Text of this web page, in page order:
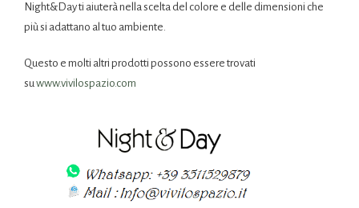
Night&Day ti aiuterà nella scelta del colore e delle dimensioni che
più si adattano al tuo ambiente.
Questo e molti altri prodotti possono essere trovati
suwww.vivilospazio.com